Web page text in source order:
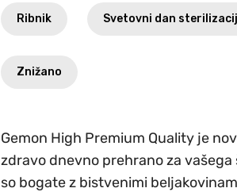
Ribnik Svetovni dan
Znižano
Gemon High Premium Quality je
zdravo dnevno prehrano za
so bogate z bistvenimi